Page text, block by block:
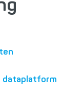
dataplatform